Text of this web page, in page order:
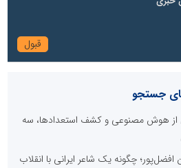
جستجو
از هوش مصنوعی و کشف استعدادها، سه
چگونه یک شاعر ایرانی با انقلاب